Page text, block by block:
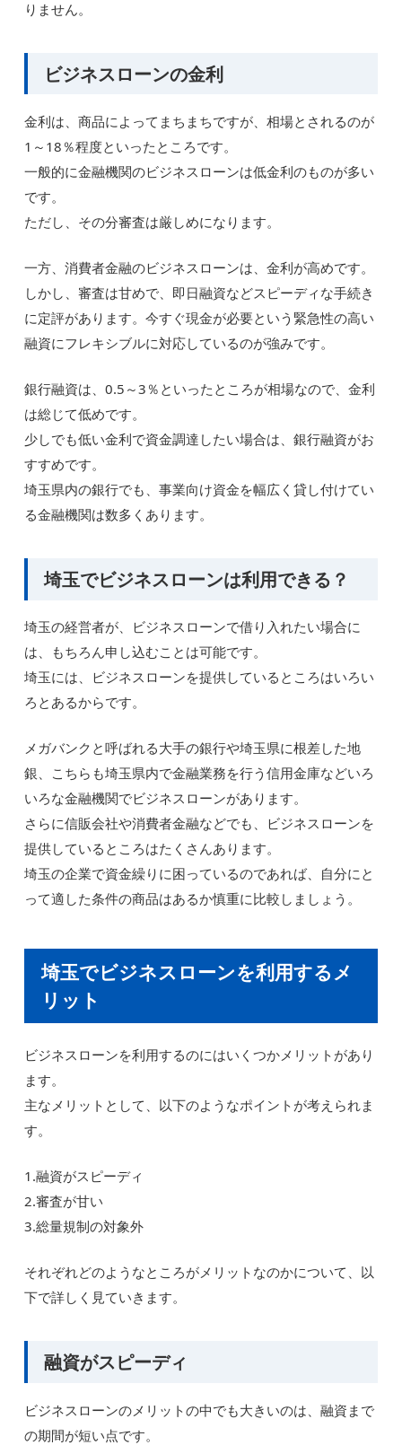
りません。
ビジネスローンの金利
金利は、商品によってまちまちですが、相場とされるのが
1～18％程度といったところです。
一般的に金融機関のビジネスローンは低金利のものが多い
です。
ただし、その分審査は厳しめになります。
一方、消費者金融のビジネスローンは、金利が高めです。
しかし、審査は甘めで、即日融資などスピーディな手続き
に定評があります。今すぐ現金が必要という緊急性の高い
融資にフレキシブルに対応しているのが強みです。
銀行融資は、0.5～3％といったところが相場なので、金利
は総じて低めです。
少しでも低い金利で資金調達したい場合は、銀行融資がお
すすめです。
埼玉県内の銀行でも、事業向け資金を幅広く貸し付けてい
る金融機関は数多くあります。
埼玉でビジネスローンは利用できる？
埼玉の経営者が、ビジネスローンで借り入れたい場合に
は、もちろん申し込むことは可能です。
埼玉には、ビジネスローンを提供しているところはいろい
ろとあるからです。
メガバンクと呼ばれる大手の銀行や埼玉県に根差した地
銀、こちらも埼玉県内で金融業務を行う信用金庫などいろ
いろな金融機関でビジネスローンがあります。
さらに信販会社や消費者金融などでも、ビジネスローンを
提供しているところはたくさんあります。
埼玉の企業で資金繰りに困っているのであれば、自分にと
って適した条件の商品はあるか慎重に比較しましょう。
埼玉でビジネスローンを利用するメ
リット
ビジネスローンを利用するのにはいくつかメリットがあり
ます。
主なメリットとして、以下のようなポイントが考えられま
す。
1.融資がスピーディ
2.審査が甘い
3.総量規制の対象外
それぞれどのようなところがメリットなのかについて、以
下で詳しく見ていきます。
融資がスピーディ
ビジネスローンのメリットの中でも大きいのは、融資まで
の期間が短い点です。